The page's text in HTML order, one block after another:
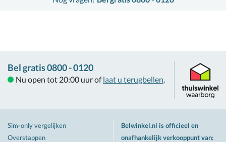
Bel gratis 0800 - 0120
Nu open tot 20:00 uur of laat u terugbellen.
Sim-only vergelijken
Overstappen
Belwinkel.nl is officieel en
onafhankelijk verkooppunt van: